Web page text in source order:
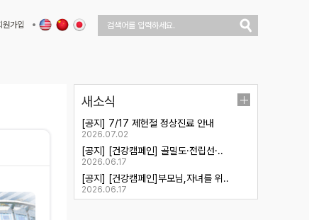
원가입
새소식
[공지] 7/17 제헌절 정상진료 안내
2026.07.02
[공지] [건강캠페인] 골밀도·전립선·..
2026.06.17
[공지] [건강캠페인]부모님,자녀를 위..
2026.06.17